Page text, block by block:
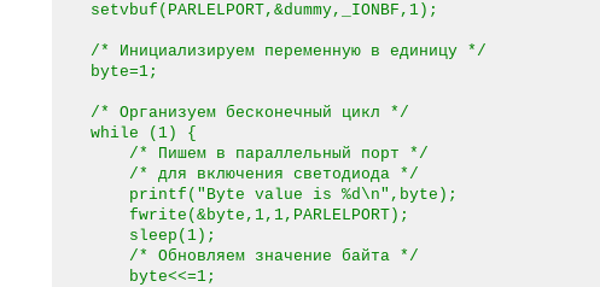
setvbuf(PARLELPORT,&dummy,_IONBF,1);
/* Инициализируем переменную в единицу */
byte=1;
/* Организуем бесконечный цикл */
while (1) {
/* Пишем в параллельный порт */
/* для включения светодиода */
printf("Byte value is %d\n",byte);
fwrite(&byte,1,1,PARLELPORT);
sleep(1);
/* Обновляем значение байта */
byte<<=1;